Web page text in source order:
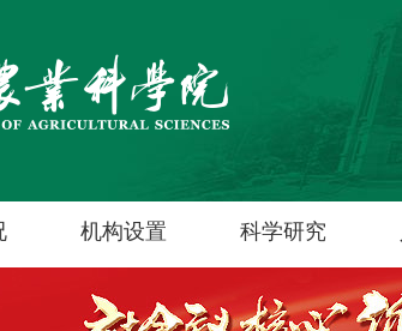
机构设置 科学研究